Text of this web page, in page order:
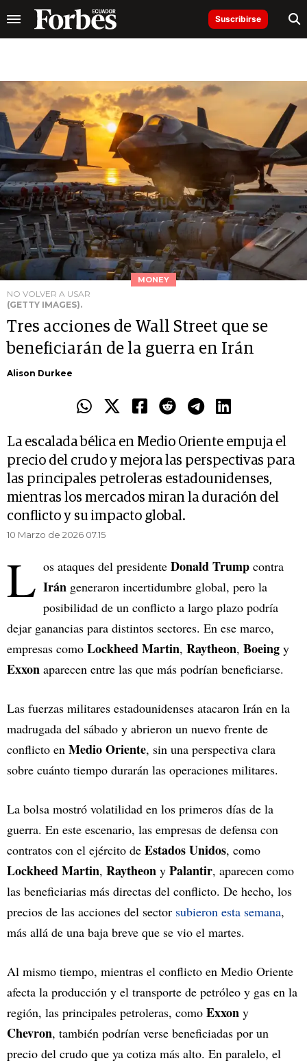
Suscribirse
MONEY
NO VOLVER A USAR
(GETTY IMAGES).
Tres acciones de Wall Street que se
beneficiarán de la guerra en Irán
Alison Durkee
La escalada bélica en Medio Oriente empuja el
precio del crudo y mejora las perspectivas para
las principales petroleras estadounidenses,
mientras los mercados miran la duración del
conflicto y su impacto global.
10 Marzo de 2026 07.15
L os ataques del presidente Donald Trump contra
Irán generaron incertidumbre global, pero la
posibilidad de un conflicto a largo plazo podría
dejar ganancias para distintos sectores. En ese marco,
empresas como Lockheed Martin, Raytheon, Boeing y
Exxon aparecen entre las que más podrían beneficiarse.
Las fuerzas militares estadounidenses atacaron Irán en la
madrugada del sábado y abrieron un nuevo frente de
conflicto en Medio Oriente, sin una perspectiva clara
sobre cuánto tiempo durarán las operaciones militares.
La bolsa mostró volatilidad en los primeros días de la
guerra. En este escenario, las empresas de defensa con
contratos con el ejército de Estados Unidos, como
Lockheed Martin, Raytheon y Palantir, aparecen como
las beneficiarias más directas del conflicto. De hecho, los
precios de las acciones del sector subieron esta semana,
más allá de una baja breve que se vio el martes.
Al mismo tiempo, mientras el conflicto en Medio Oriente
afecta la producción y el transporte de petróleo y gas en la
región, las principales petroleras, como Exxon y
Chevron, también podrían verse beneficiadas por un
precio del crudo que ya cotiza más alto. En paralelo, el